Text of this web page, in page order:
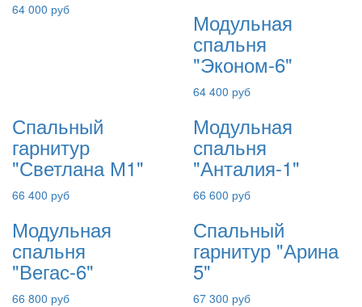
64 000 руб Модульная
спальня
"Эконом-6"
64 400 руб
Спальный
гарнитур
"Светлана М1"
66 400 руб
Модульная
спальня
"Анталия-1"
66 600 руб
Модульная
спальня
"Вегас-6"
66 800 руб
Спальный
гарнитур "Арина
5"
67 300 руб